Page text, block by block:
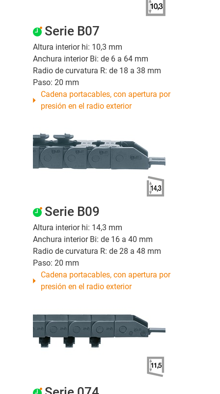
Serie B07
Altura interior hi: 10,3 mm
Anchura interior Bi: de 6 a 64 mm
Radio de curvatura R: de 18 a 38 mm
Paso: 20 mm
Cadena portacables, con apertura por
presión en el radio exterior
Serie B09
Altura interior hi: 14,3 mm
Anchura interior Bi: de 16 a 40 mm
Radio de curvatura R: de 28 a 48 mm
Paso: 20 mm
Cadena portacables, con apertura por
presión en el radio exterior